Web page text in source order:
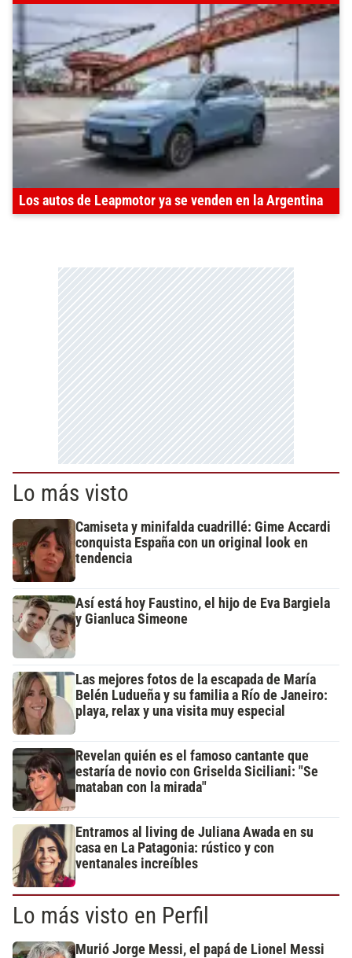
Los autos de Leapmotor ya se venden en la Argentina
Lo más visto
Camiseta y minifalda cuadrillé: Gime Accardi
conquista España con un original look en
tendencia
Así está hoy Faustino, el hijo de Eva Bargiela
y Gianluca Simeone
Las mejores fotos de la escapada de María
Belén Ludueña y su familia a Río de Janeiro:
playa, relax y una visita muy especial
Revelan quién es el famoso cantante que
estaría de novio con Griselda Siciliani: "Se
mataban con la mirada"
Entramos al living de Juliana Awada en su
casa en La Patagonia: rústico y con
ventanales increíbles
Lo más visto en Perfil
Murió Jorge Messi, el papá de Lionel Messi